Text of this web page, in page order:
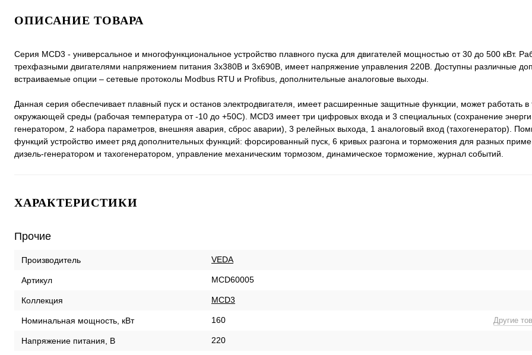
ОПИСАНИЕ ТОВАРА
Серия MCD3 - универсальное и многофункциональное устройство плавного пуска для двигателей мощностью от 30 до 500 кВт.
трехфазными двигателями напряжением питания 3х380В и 3х690В, имеет напряжение управления 220В. Доступны различные
встраиваемые опции – сетевые протоколы Modbus RTU и Profibus, дополнительные аналоговые выходы.
Данная серия обеспечивает плавный пуск и останов электродвигателя, имеет расширенные защитные функции, может работать в
окружающей среды (рабочая температура от -10 до +50С). MCD3 имеет три цифровых входа и 3 специальных (сохранение
генератором, 2 набора параметров, внешняя авария, сброс аварии), 3 релейных выхода, 1 аналоговый вход (тахогенератор).
функций устройство имеет ряд дополнительных функций: форсированный пуск, 6 кривых разгона и торможения для разных
дизель-генератором и тахогенератором, управление механическим тормозом, динамическое торможение, журнал событий.
ХАРАКТЕРИСТИКИ
Прочие
Производитель VEDA
Артикул MCD60005
Коллекция MCD3
Номинальная мощность, кВт 160 Другие
Напряжение питания, В 220